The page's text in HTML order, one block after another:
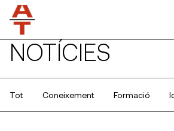
NOTÍCIES
Tot Coneixement Formació